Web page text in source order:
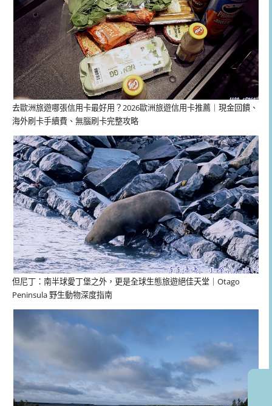
去歐洲旅遊哪張信用卡最好用？2026歐洲旅遊信用卡推薦｜現金回饋、
海外刷卡手續費、無腦刷卡完整攻略
但尼丁：南半球愛丁堡之外，更是全球生態旅遊絕佳天堂｜Otago
Peninsula 野生動物深度指南